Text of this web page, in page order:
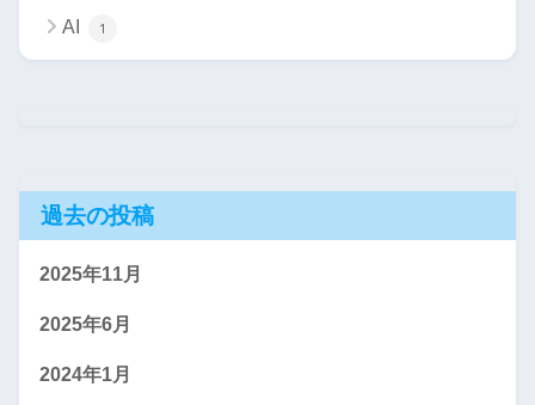
AI 1
過去の投稿
2025年11月
2025年6月
2024年1月